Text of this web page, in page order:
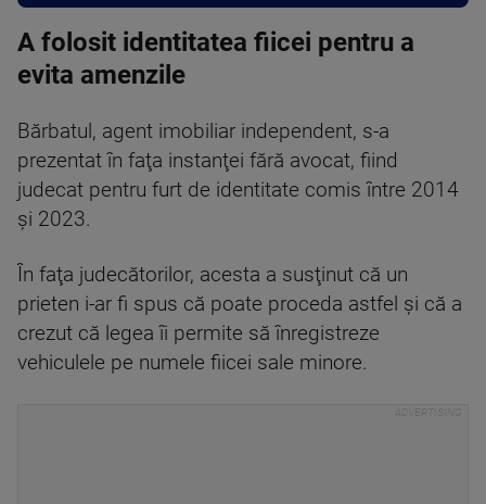
A folosit identitatea fiicei pentru a
evita amenzile
Bărbatul, agent imobiliar independent, s-a
prezentat în faţa instanţei fără avocat, fiind
judecat pentru furt de identitate comis între 2014
şi 2023.
În faţa judecătorilor, acesta a susţinut că un
prieten i-ar fi spus că poate proceda astfel şi că a
crezut că legea îi permite să înregistreze
vehiculele pe numele fiicei sale minore.